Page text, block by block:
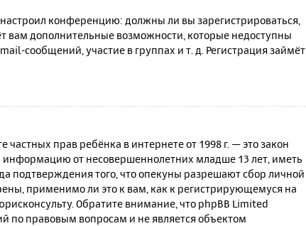
конференцию: должны ли вы зарегистрироваться,
вам дополнительные возможности, которые недоступны
сообщений, участие в группах и т. д. Регистрация займёт
частных прав ребёнка в интернете от 1998 г. — это закон
от несовершеннолетних младше 13 лет, иметь
подтверждения того, что опекуны разрешают сбор личной
применимо ли это к вам, как к регистрирующемуся на
Обратите внимание, что phpBB Limited
правовым вопросам и не является объектом